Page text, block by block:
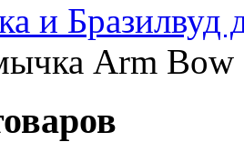
и Бразилвуд
Arm